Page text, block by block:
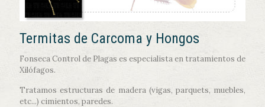
Termitas de Carcoma y Hongos
Fonseca Control de Plagas es especialista en tratamientos de
Xilófagos.
Tratamos estructuras de madera (vigas, parquets, muebles,
etc...) cimientos, paredes.